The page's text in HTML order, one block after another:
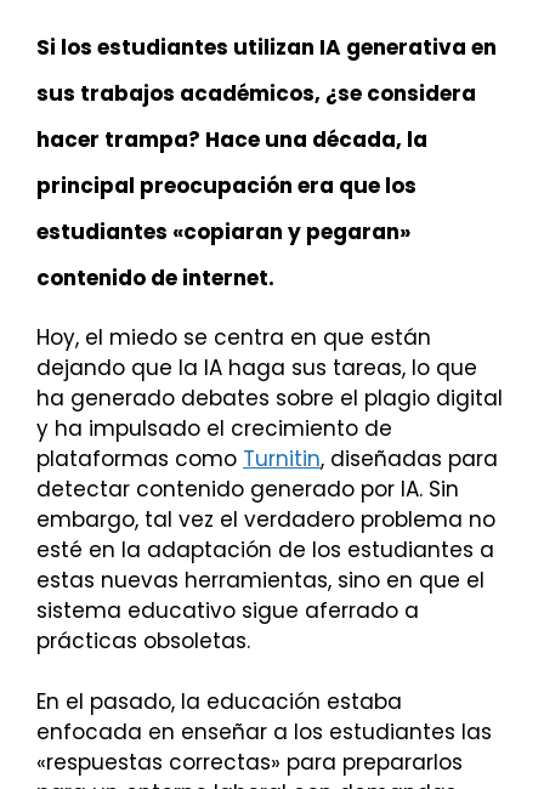
Si los estudiantes utilizan IA generativa en
sus trabajos académicos, ¿se considera
hacer trampa? Hace una década, la
principal preocupación era que los
estudiantes «copiaran y pegaran»
contenido de internet.
Hoy, el miedo se centra en que están
dejando que la IA haga sus tareas, lo que
ha generado debates sobre el plagio digital
y ha impulsado el crecimiento de
plataformas como Turnitin, diseñadas para
detectar contenido generado por IA. Sin
embargo, tal vez el verdadero problema no
esté en la adaptación de los estudiantes a
estas nuevas herramientas, sino en que el
sistema educativo sigue aferrado a
prácticas obsoletas.
En el pasado, la educación estaba
enfocada en enseñar a los estudiantes las
«respuestas correctas» para prepararlos